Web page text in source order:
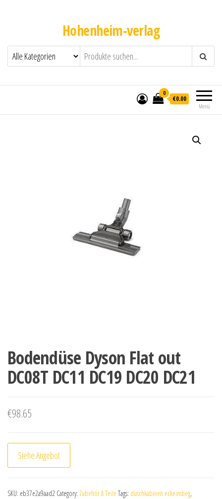
Hohenheim-verlag
Menü
0
€0.00
Bodendüse Dyson Flat out
DC08T DC11 DC19 DC20 DC21
€98.65
Siehe Angebot
SKU: eb37e2a9aad2 Category: Zubehör & Teile Tags: duschkabinen eckeinstieg,